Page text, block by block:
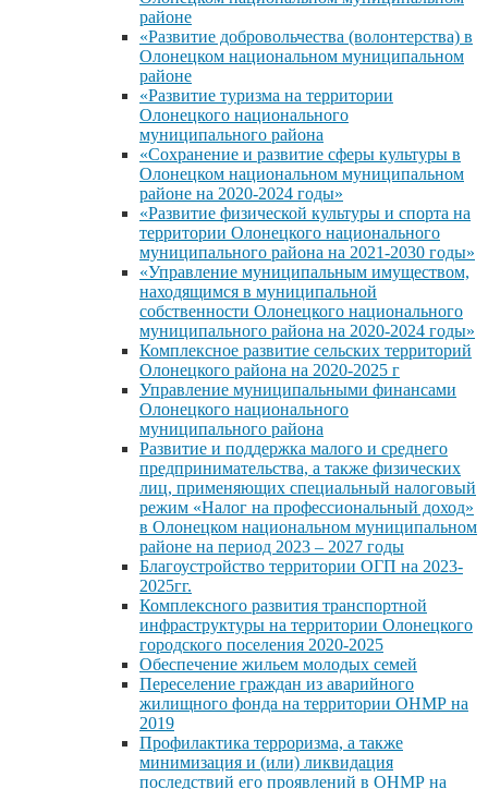
районе
«Развитие добровольчества (волонтерства) в
Олонецком национальном муниципальном
районе
«Развитие туризма на территории
Олонецкого национального
муниципального района
«Сохранение и развитие сферы культуры в
Олонецком национальном муниципальном
районе на 2020-2024 годы»
«Развитие физической культуры и спорта на
территории Олонецкого национального
муниципального района на 2021-2030 годы»
«Управление муниципальным имуществом,
находящимся в муниципальной
собственности Олонецкого национального
муниципального района на 2020-2024 годы»
Комплексное развитие сельских территорий
Олонецкого района на 2020-2025 г
Управление муниципальными финансами
Олонецкого национального
муниципального района
Развитие и поддержка малого и среднего
предпринимательства, а также физических
лиц, применяющих специальный налоговый
режим «Налог на профессиональный доход»
в Олонецком национальном муниципальном
районе на период 2023 – 2027 годы
Благоустройство территории ОГП на 2023-
2025гг.
Комплексного развития транспортной
инфраструктуры на территории Олонецкого
городского поселения 2020-2025
Обеспечение жильем молодых семей
Переселение граждан из аварийного
жилищного фонда на территории ОНМР на
2019
Профилактика терроризма, а также
минимизация и (или) ликвидация
последствий его проявлений в ОНМР на